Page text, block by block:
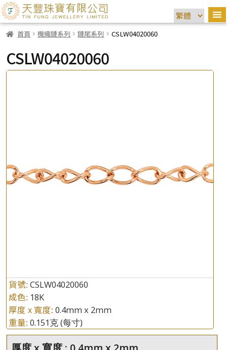
首頁 機織鏈系列 鏈尾系列 CSLW04020060
CSLW04020060
貨號: CSLW04020060
成色: 18K
厚度 x 寬度: 0.4mm x 2mm
重量: 0.151克(每寸)